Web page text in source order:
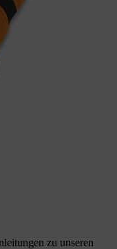
zu unseren